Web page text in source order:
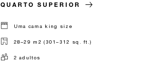
QUARTO SUPERIOR
Uma cama king size
28–29 m2 (301–312 sq. ft.)
2 adultos